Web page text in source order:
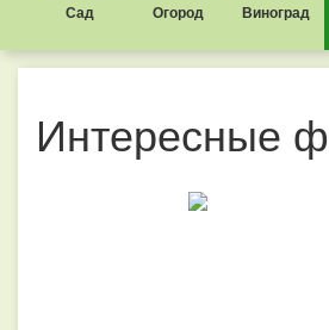
Сад Огород Виноград
Интересные